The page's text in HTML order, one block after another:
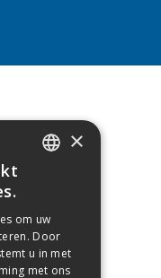
×
om uw
Door
u in met
met ons